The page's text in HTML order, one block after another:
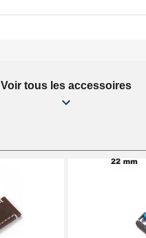
Voir tous les accessoires